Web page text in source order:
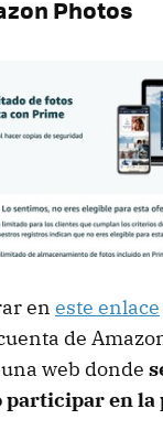
Photos
en este enlace
de
web donde
participar en